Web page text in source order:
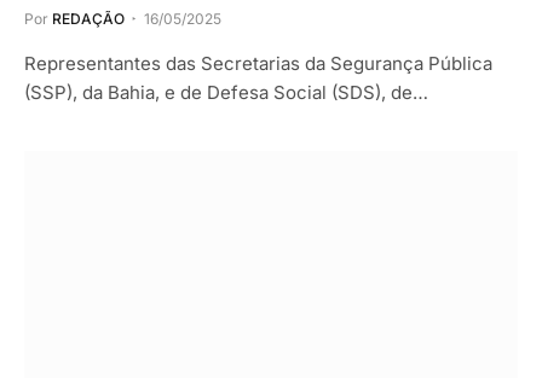
Por REDAÇÃO 16/05/2025
Representantes das Secretarias da Segurança Pública
(SSP), da Bahia, e de Defesa Social (SDS), de…